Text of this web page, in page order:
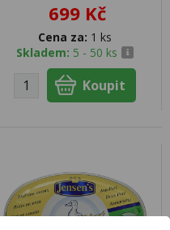
699 Kč
Cena za: 1 ks
Skladem: 5 - 50 ks